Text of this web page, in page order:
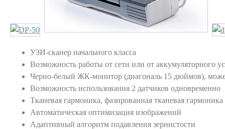
УЗИ-сканер начального класса
Возможность работы от сети или от аккумуляторного
Черно-белый ЖК-монитор (диагональ 15 дюймов),
Возможность использования 2 датчиков одновременно
Тканевая гармоника, фазированная тканевая гармоника
Автоматическая оптимизация изображений
Адаптивный алгоритм подавления зернистости